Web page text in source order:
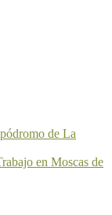
de La
en Moscas de